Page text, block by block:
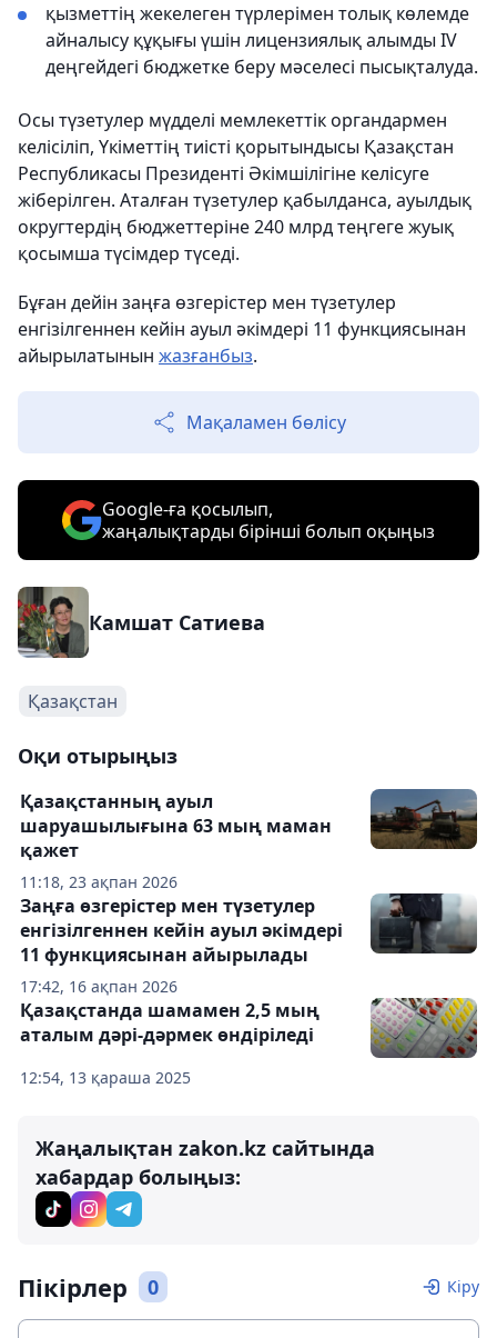
қызметтің жекелеген түрлерімен толық көлемде
айналысу құқығы үшін лицензиялық алымды IV
деңгейдегі бюджетке беру мәселесі пысықталуда.
Осы түзетулер мүдделі мемлекеттік органдармен
келісіліп, Үкіметтің тиісті қорытындысы Қазақстан
Республикасы Президенті Әкімшілігіне келісуге
жіберілген. Аталған түзетулер қабылданса, ауылдық
округтердің бюджеттеріне 240 млрд теңгеге жуық
қосымша түсімдер түседі.
Бұған дейін заңға өзгерістер мен түзетулер
енгізілгеннен кейін ауыл әкімдері 11 функциясынан
айырылатынын жазғанбыз.
Мақаламен бөлісу
Google-ға қосылып,
жаңалықтарды бірінші болып оқыңыз
Камшат Сатиева
Қазақстан
Оқи отырыңыз
11:18, 23 ақпан 2026
Қазақстанның ауыл
шаруашылығына 63 мың маман
қажет
17:42, 16 ақпан 2026
Заңға өзгерістер мен түзетулер
енгізілгеннен кейін ауыл әкімдері
11 функциясынан айырылады
12:54, 13 қараша 2025
Қазақстанда шамамен 2,5 мың
аталым дәрі-дәрмек өндіріледі
Жаңалықтан zakon.kz сайтында
хабардар болыңыз:
Пікірлер 0 Кіру